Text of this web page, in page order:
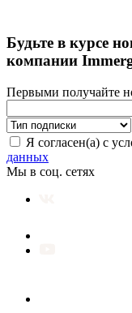
Будьте в курсе
компании
Первыми получайте
Я согласен(а) с
данных
Мы в соц. сетях